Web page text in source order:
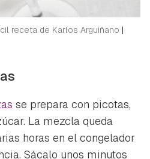
receta de Karlos Arguiñano |
se prepara con picotas,
La mezcla queda
horas en el congelador
Sácalo unos minutos